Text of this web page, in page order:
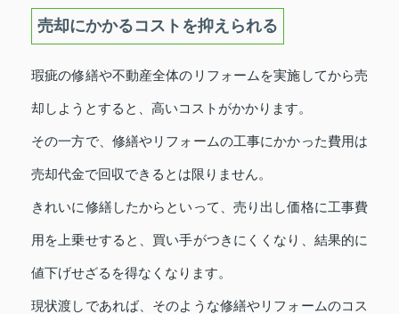
売却にかかるコストを抑えられる
瑕疵の修繕や不動産全体のリフォームを実施してから売
却しようとすると、高いコストがかかります。
その一方で、修繕やリフォームの工事にかかった費用は
売却代金で回収できるとは限りません。
きれいに修繕したからといって、売り出し価格に工事費
用を上乗せすると、買い手がつきにくくなり、結果的に
値下げせざるを得なくなります。
現状渡しであれば、そのような修繕やリフォームのコス